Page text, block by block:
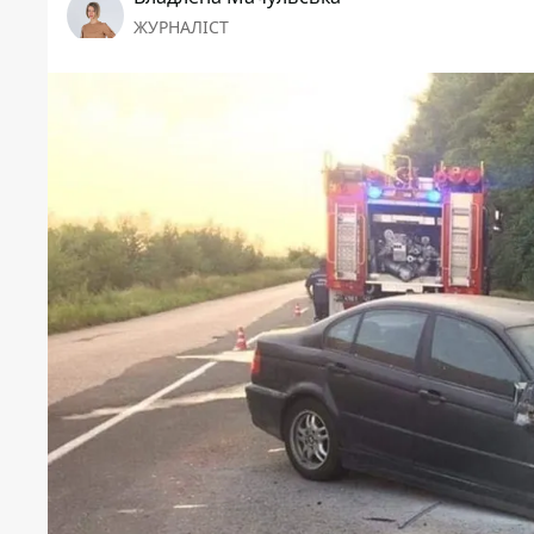
ЖУРНАЛІСТ